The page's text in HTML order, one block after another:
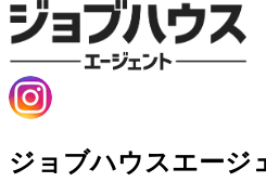
ジョブハウスエージ